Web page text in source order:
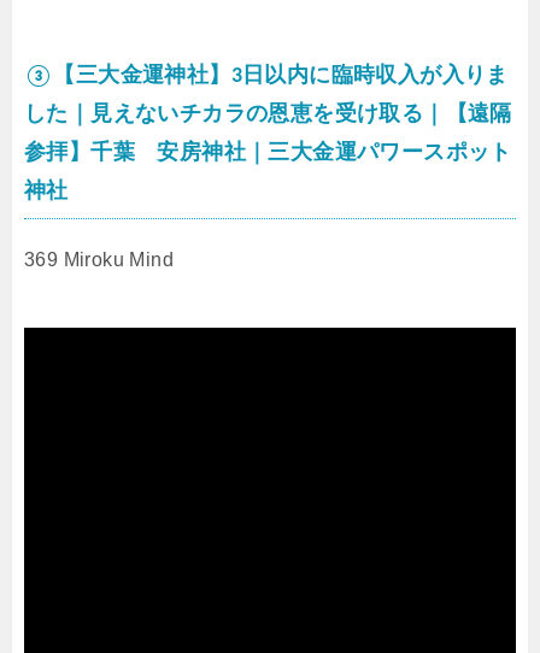
③【三大金運神社】3日以内に臨時収入が入りま
した｜見えないチカラの恩恵を受け取る｜【遠隔
参拝】千葉 安房神社｜三大金運パワースポット
神社
369 Miroku Mind